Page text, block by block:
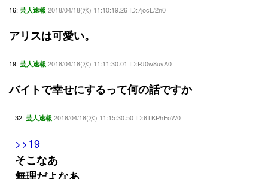
16: 芸人速報 2018/04/18(水) 11:10:19.26 ID:7jocL/2n0
アリスは可愛い。
19: 芸人速報 2018/04/18(水) 11:11:30.01 ID:PJ0w8uvA0
バイトで幸せにするって何の話ですか
32: 芸人速報 2018/04/18(水) 11:15:30.50 ID:6TKPhEoW0
>>19
そこなあ